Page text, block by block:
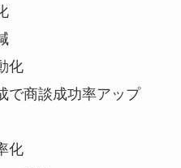
化
で商談成功率アップ
化